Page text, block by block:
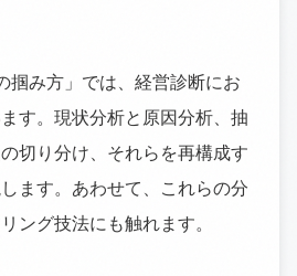
掴み方」では、経営診断にお
す。現状分析と原因分析、抽
切り分け、それらを再構成す
ます。あわせて、これらの分
ング技法にも触れます。